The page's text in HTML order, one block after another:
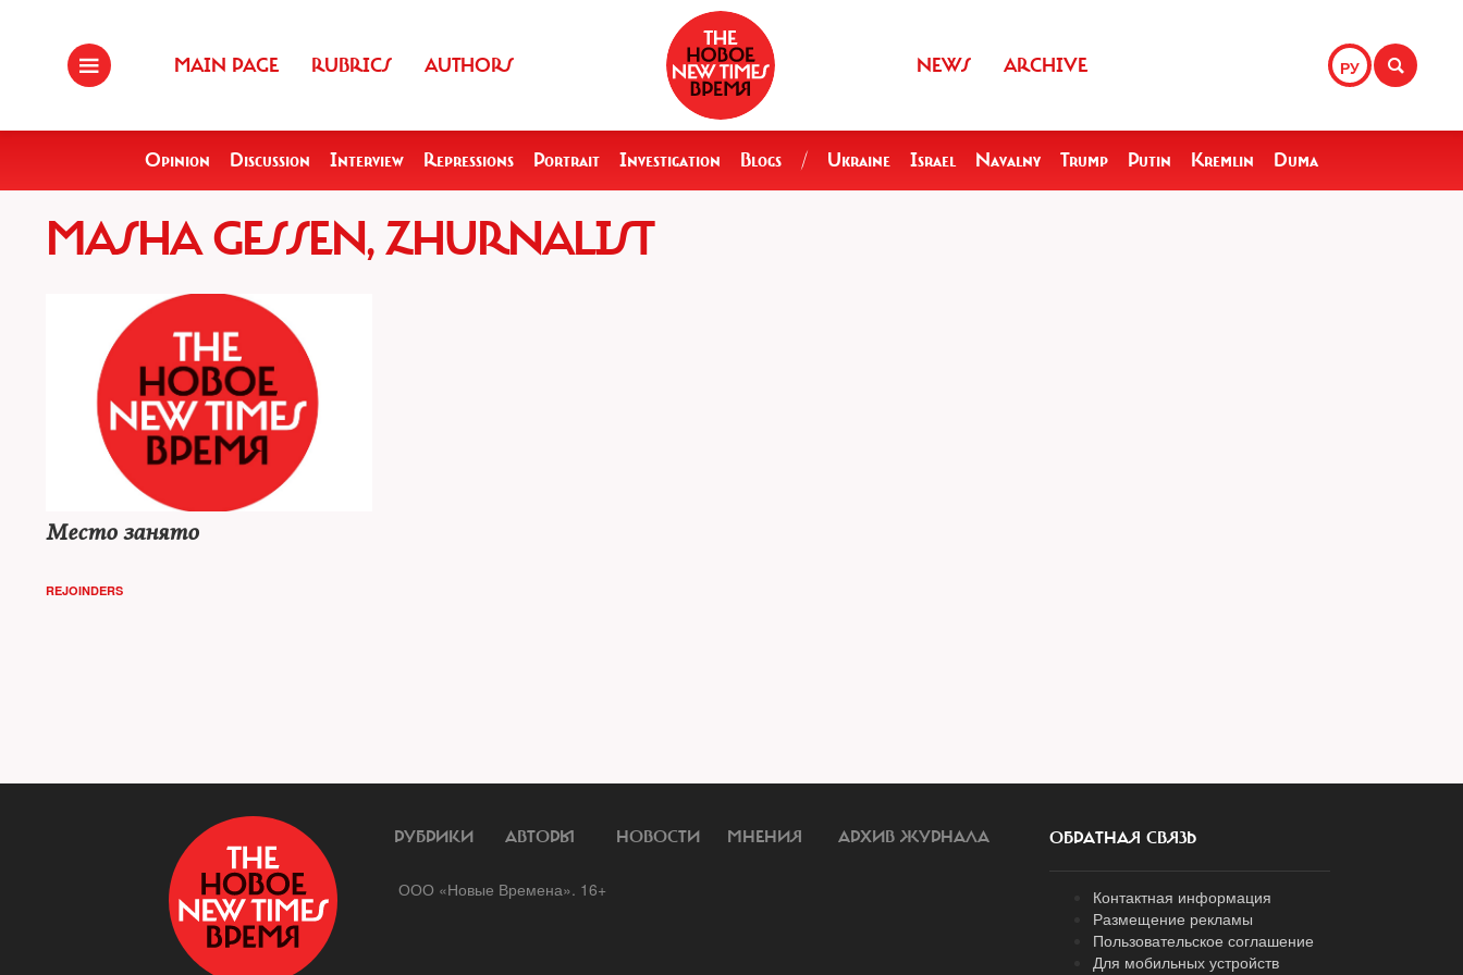
MAIN PAGE RUBRICS AUTHORS РУ
NEWS ARCHIVE
Opinion Discussion Interview Repressions Portrait Investigation Blogs / Ukraine Israel Navalny Trump Putin Kremlin Duma
MASHA GESSEN, ZHURNALIST
Место занято
REJOINDERS
РУБРИКИ АВТОРЫ НОВОСТИ МНЕНИЯ АРХИВ ЖУРНАЛА
ООО «Новые Времена». 16+
ОБРАТНАЯ СВЯЗЬ
Контактная информация
Размещение рекламы
Пользовательское соглашение
Для мобильных устройств